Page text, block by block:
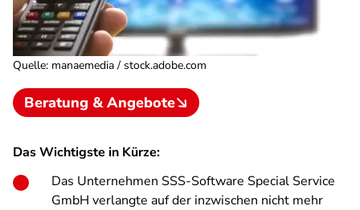
Quelle: manaemedia / stock.adobe.com
Beratung & Angebote
Das Wichtigste in Kürze:
Das Unternehmen SSS-Software Special Service
GmbH verlangte auf der inzwischen nicht mehr